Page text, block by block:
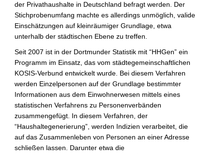
der Privathaushalte in Deutschland befragt werden. Der
Stichprobenumfang machte es allerdings unmöglich, valide
Einschätzungen auf kleinräumiger Grundlage, etwa
unterhalb der städtischen Ebene zu treffen.
Seit 2007 ist in der Dortmunder Statistik mit “HHGen” ein
Programm im Einsatz, das vom städtegemeinschaftlichen
KOSIS-Verbund entwickelt wurde. Bei diesem Verfahren
werden Einzelpersonen auf der Grundlage bestimmter
Informationen aus dem Einwohnerwesen mittels eines
statistischen Verfahrens zu Personenverbänden
zusammengefügt. In diesem Verfahren, der
“Haushaltegenerierung”, werden Indizien verarbeitet, die
auf das Zusammenleben von Personen an einer Adresse
schließen lassen. Darunter etwa die